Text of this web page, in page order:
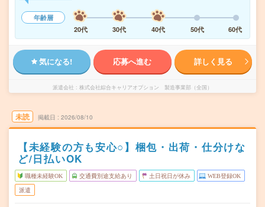
年齢層
20代
30代 40代 50代 60代
気になる! 応募へ進む 詳しく見る
派遣会社 株式会社綜合キャリアオプション 製造事業部（全国）
未読 掲載日 2026/08/10
【未経験の方も安心○】梱包・出荷・仕分けな
ど/日払いOK
職種未経験OK 交通費別途支給あり 土日祝日が休み WEB登録OK
派遣